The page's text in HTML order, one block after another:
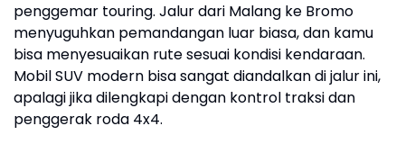
penggemar touring. Jalur dari Malang ke Bromo
menyuguhkan pemandangan luar biasa, dan kamu
bisa menyesuaikan rute sesuai kondisi kendaraan.
Mobil SUV modern bisa sangat diandalkan di jalur ini,
apalagi jika dilengkapi dengan kontrol traksi dan
penggerak roda 4x4.